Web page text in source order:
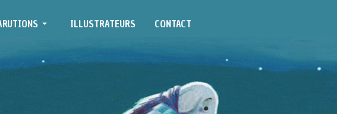
ILLUSTRATEURS CONTACT